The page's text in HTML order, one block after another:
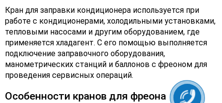
Кран для заправки кондиционера используется при
работе с кондиционерами, холодильными установками,
тепловыми насосами и другим оборудованием, где
применяется хладагент. С его помощью выполняется
подключение заправочного оборудования,
манометрических станций и баллонов с фреоном для
проведения сервисных операций.
Особенности кранов для фреона